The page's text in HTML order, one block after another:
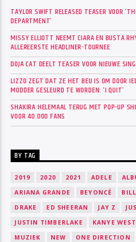
TAYLOR SWIFT RELEASED TEASER VOOR
DEPARTMENT’
MISSY ELLIOTT NEEMT CIARA EN BUSTA
ALLEREERSTE HEADLINER-TOURNEE
DOJA CAT DEELT TEASER VOOR NIEUWE
LIZZO ZEGT DAT ZE HET BEU IS OM DOOR
MODDER GESLEURD TE WORDEN: ‘I QUIT’
SHAKIRA HELEMAAL TERUG MET POP-UP
VOOR 40.000 FANS
BY TAG
2019 2020 2021 ADELE
ARIANA GRANDE
BEYONCÉ
DRAKE
ED SHEERAN JAY Z
JUSTIN TIMBERLAKE
KANYE WEST
MUZIEK
NEW ONE DIRECTION